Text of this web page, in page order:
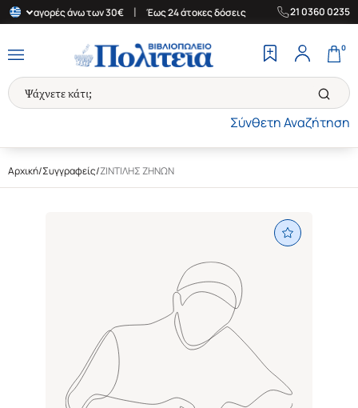
για αγορές άνω των 30€ Έως 24 άτοκες δόσεις | Δωρεάν
21 0360 0235
Σύνθετη Αναζήτηση
0
Αρχική/Συγγραφείς/ΖΙΝΤΙΛΗΣ ΖΗΝΩΝ